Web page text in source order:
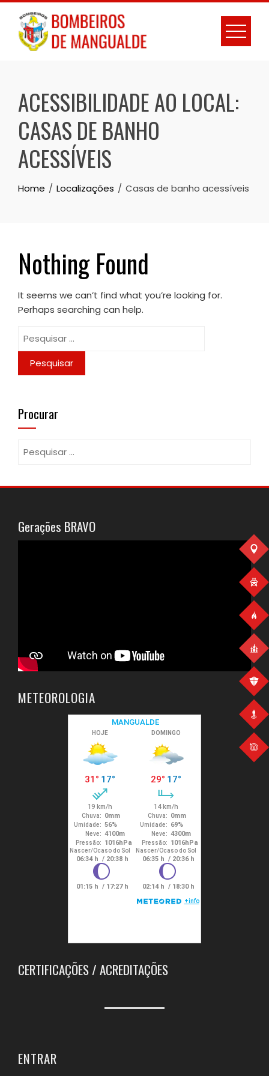
Skip
content
ACESSIBILIDADE AO LOCAL:
CASAS DE BANHO
ACESSÍVEIS
Home Localizações Casas de banho acessíveis
Nothing Found
It seems we can’t find what you’re looking for.
Perhaps searching can help.
Pesquisar
Procurar
Pesquisar
Gerações BRAVO
METEOROLOGIA
CERTIFICAÇÕES / ACREDITAÇÕES
ENTRAR